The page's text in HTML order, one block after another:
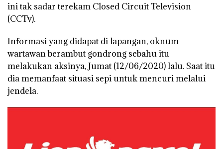
ini tak sadar terekam Closed Circuit Television
(CCTv).
Informasi yang didapat di lapangan, oknum
wartawan berambut gondrong sebahu itu
melakukan aksinya, Jumat (12/06/2020) lalu. Saat itu
dia memanfaat situasi sepi untuk mencuri melalui
jendela.